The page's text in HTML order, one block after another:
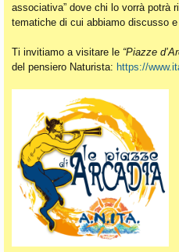
associativa” dove chi lo vorrà potrà
tematiche di cui abbiamo discusso
Ti invitiamo a visitare le “Piazze
del pensiero Naturista: https://